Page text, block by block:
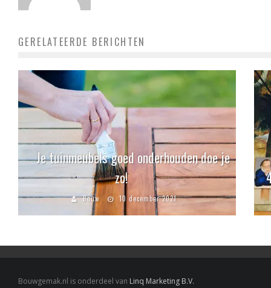
GERELATEERDE BERICHTEN
Je tuinmeubels goed onderhouden doe je
zo!
Bouw 10 december 2021
Bouwgemak.nl is onderdeel van Linq Marketing B.V.